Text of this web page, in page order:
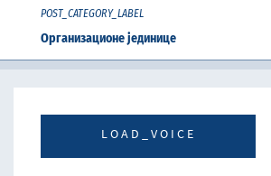
POST_CATEGORY_LABEL
Организационе јединице
LOAD_VOICE